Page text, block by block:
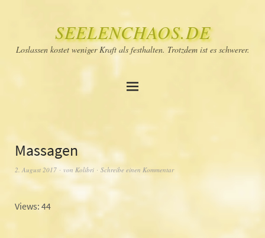
SEELENCHAOS.DE
Loslassen kostet weniger Kraft als festhalten. Trotzdem ist es schwerer.
Massagen
2. August 2017 von Kolibri Schreibe einen Kommentar
Views: 44